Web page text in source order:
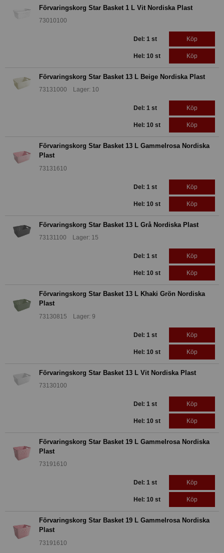
Förvaringskorg Star Basket 1 L Vit Nordiska Plast
73010100
Del: 1 st Köp
Hel: 10 st Köp
Förvaringskorg Star Basket 13 L Beige Nordiska Plast
73131000 Lager: 10
Del: 1 st Köp
Hel: 10 st Köp
Förvaringskorg Star Basket 13 L Gammelrosa Nordiska
Plast
73131610
Del: 1 st Köp
Hel: 10 st Köp
Förvaringskorg Star Basket 13 L Grå Nordiska Plast
73131100 Lager: 15
Del: 1 st Köp
Hel: 10 st Köp
Förvaringskorg Star Basket 13 L Khaki Grön Nordiska
Plast
73130815 Lager: 9
Del: 1 st Köp
Hel: 10 st Köp
Förvaringskorg Star Basket 13 L Vit Nordiska Plast
73130100
Del: 1 st Köp
Hel: 10 st Köp
Förvaringskorg Star Basket 19 L Gammelrosa Nordiska
Plast
73191610
Del: 1 st Köp
Hel: 10 st Köp
Förvaringskorg Star Basket 19 L Gammelrosa Nordiska
Plast
73191610